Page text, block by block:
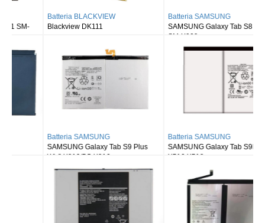
Batteria BLACKVIEW
Blackview DK111
Batteria SAMSUNG
SAMSUNG Galaxy Tab S8 Ultra
Batteria SAMSUNG
SAMSUNG Galaxy Tab S9 Plus
Wi-fi X810/5G X816
Batteria SAMSUNG
SAMSUNG Galaxy Tab S9FE X510
X516 X518